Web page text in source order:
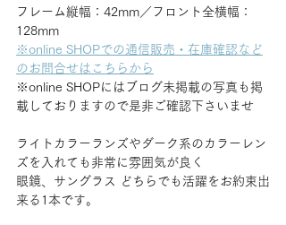
フレーム縦幅：42mm／フロント全横幅：
128mm
※online SHOPでの通信販売・在庫確認など
のお問合せはこちらから
※online SHOPにはブログ未掲載の写真も掲
載しておりますので是非ご確認下さいませ
ライトカラーランズやダーク系のカラーレン
ズを入れても非常に雰囲気が良く
眼鏡、サングラス どちらでも活躍をお約束出
来る1本です。